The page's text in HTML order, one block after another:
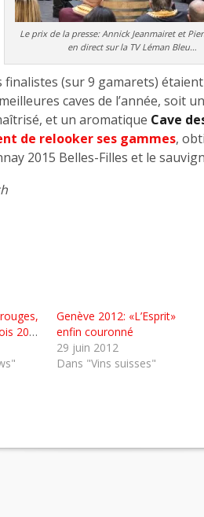
Le prix de la presse: Annick Jeanmairet et
en direct sur la TV Léman Bleu…
finalistes (sur 9 gamarets)
caves de l’année, soit
et un aromatique Cave
de relooker ses gammes,
2015 Belles-Filles et le
champions genevois 2017
Genève 2012: «L’Esprit»
enfin couronné
29 juin 2012
Dans "Vins suisses"